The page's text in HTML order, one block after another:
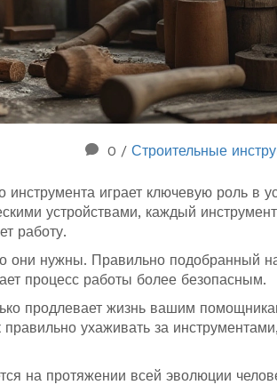
0 / Строительные
инструмента играет ключевую роль в
устройствами, каждый инструмент
работу.
они нужны. Правильно подобранный
процесс работы более безопасным.
продлевает жизнь вашим
ухаживать за инструментами,
на протяжении всей эволюции